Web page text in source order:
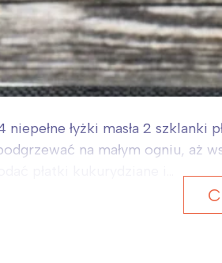
łyżki masła 2
na małym ogniu, aż